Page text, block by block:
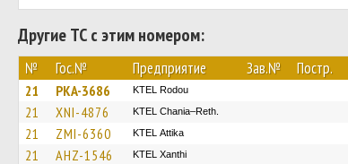
Другие ТС с этим номером:
№ Гос.№ Предприятие Зав.№ Постр.
21 PKA-3686 ΚΤΕL Rodou
21 XNI-4876 KTEL Chania–Reth.
21 ZMI-6360 KΤΕL Αttika
21 AHZ-1546 KTEL Xanthi